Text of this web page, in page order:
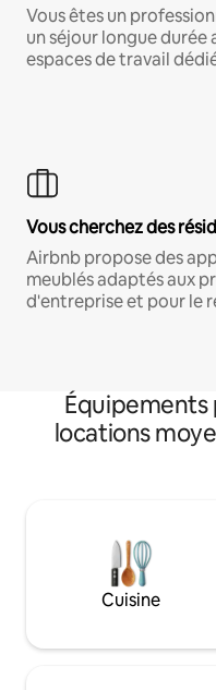
Vous êtes un
un séjour longue
espaces de travail
Vous cherchez des
Airbnb propose des
meublés adaptés aux
d'entreprise et pour le
Équipements
locations
Cuisine